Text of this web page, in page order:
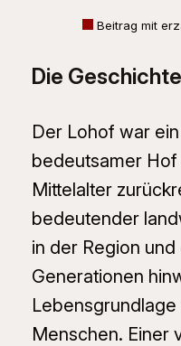
Beitrag mit
Die
Der Lohof war
bedeutsamer Hof
Mittelalter
bedeutender
in der Region
Generationen
Menschen. Einer